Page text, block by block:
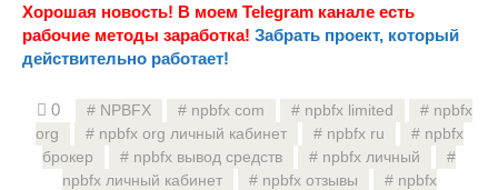
Хорошая новость! В моем Telegram канале есть
рабочие методы заработка! Забрать проект, который
действительно работает!
0 NPBFX npbfx com npbfx limited
npbfx
org
npbfx org личный кабинет npbfx ru
npbfx
брокер
npbfx вывод средств
npbfx личный
npbfx личный кабинет
npbfx отзывы
npbfx